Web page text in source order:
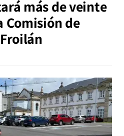
más de veinte
Comisión de